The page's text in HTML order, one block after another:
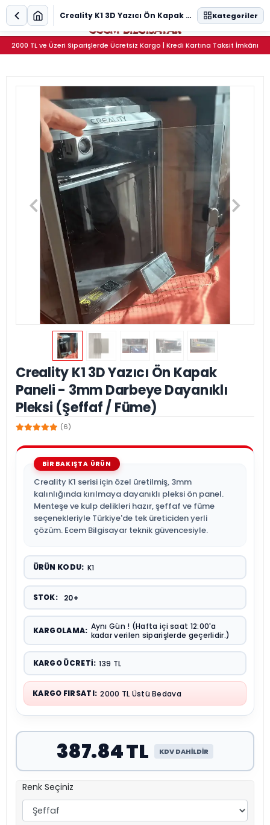
2000 TL ve Üzeri Siparişlerde Ücretsiz Kargo | Kredi Kartına Taksit İmkânı
0
Creality K1 3D Yazıcı Ön Kapak
Paneli - 3mm Darbeye Dayanıklı
Pleksi (Şeffaf / Füme)
(6)
Creality K1 serisi için özel üretilmiş, 3mm
kalınlığında kırılmaya dayanıklı pleksi ön panel.
Menteşe ve kulp delikleri hazır, şeffaf ve füme
seçenekleriyle Türkiye'de tek üreticiden yerli
çözüm. Ecem Bilgisayar teknik güvencesiyle.
ÜRÜN KODU: K1
STOK: 20+
KARGOLAMA: Aynı Gün ! (Hafta içi saat 12:00'a
kadar verilen siparişlerde geçerlidir.)
KARGO ÜCRETI: 139 TL
KARGO FIRSATI: 2000 TL Üstü Bedava
387.84 TL KDV DAHİLDİR
Renk Seçiniz
Creality K1 3D Yazıcı Ön Kapak Paneli - 3mm Darbeye Dayanıklı Pleksi (Şeffaf / Füme) Kategoriler